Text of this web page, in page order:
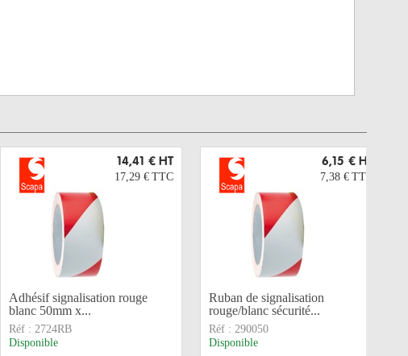
14,41 € HT
17,29 € TTC
Adhésif signalisation rouge
blanc 50mm x...
Réf : 2724RB
Disponible
6,15 € HT
7,38 € TTC
Ruban de signalisation
rouge/blanc sécurité...
Réf : 290050
Disponible